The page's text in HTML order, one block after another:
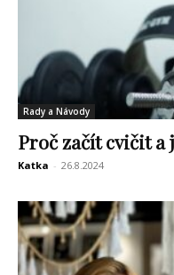
Rady a Návody
Proč začít cvičit a
Katka - 26.8.2024